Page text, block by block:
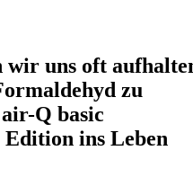
wir uns oft
zu
Q basic
ins Leben